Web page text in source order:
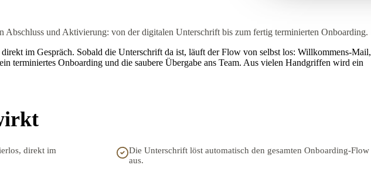
Abschluss und Aktivierung: von der digitalen Unterschrift bis zum fertig terminierten Onboarding.
im Gespräch. Sobald die Unterschrift da ist, läuft der Flow von selbst los: Willkommens-Mail,
terminiertes Onboarding und die saubere Übergabe ans Team. Aus vielen Handgriffen wird ein
direkt im
Die Unterschrift löst automatisch den gesamten Onboarding-Flow
aus.